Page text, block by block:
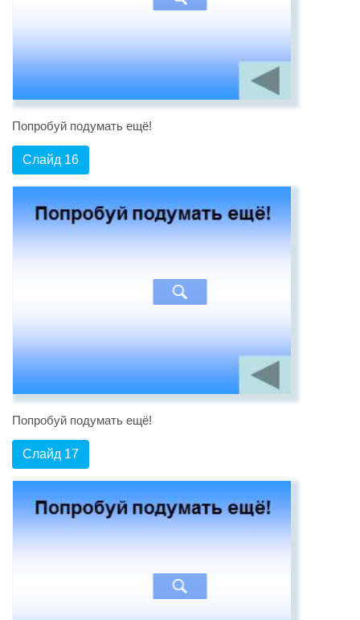
Попробуй подумать ещё!
Слайд 16
Попробуй подумать ещё!
Слайд 17